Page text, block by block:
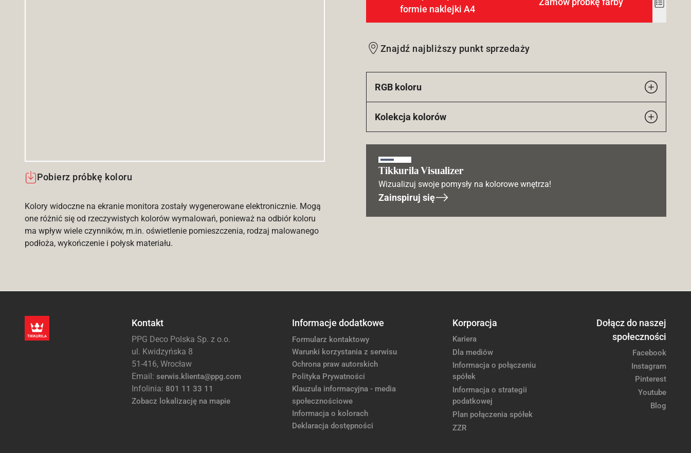
Pobierz próbkę koloru
Kolory widoczne na ekranie monitora zostały wygenerowane elektronicznie. Mogą
one różnić się od rzeczywistych kolorów wymalowań, ponieważ na odbiór koloru
ma wpływ wiele czynników, m.in. oświetlenie pomieszczenia, rodzaj malowanego
podłoża, wykończenie i połysk materiału.
formie naklejki A4
Add
Znajdź najbliższy punkt sprzedaży
RGB koloru
Kolekcja kolorów
Tikkurila Visualizer
Wizualizuj swoje pomysły na kolorowe wnętrza!
Zainspiruj się
Kontakt
PPG Deco Polska Sp. z o.o.
ul. Kwidzyńska 8
51-416, Wrocław
Email: serwis.klienta@ppg.com
Infolinia: 801 11 33 11
Zobacz lokalizację na mapie
Informacje dodatkowe
Formularz kontaktowy
Warunki korzystania z serwisu
Ochrona praw autorskich
Polityka Prywatności
Klauzula informacyjna - media
społecznościowe
Informacja o kolorach
Deklaracja dostępności
Korporacja
Kariera
Dla mediów
Informacja o połączeniu
spółek
Informacja o strategii
podatkowej
Plan połączenia spółek
ZZR
Dołącz do naszej
społeczności
Facebook
Instagram
Pinterest
Youtube
Blog